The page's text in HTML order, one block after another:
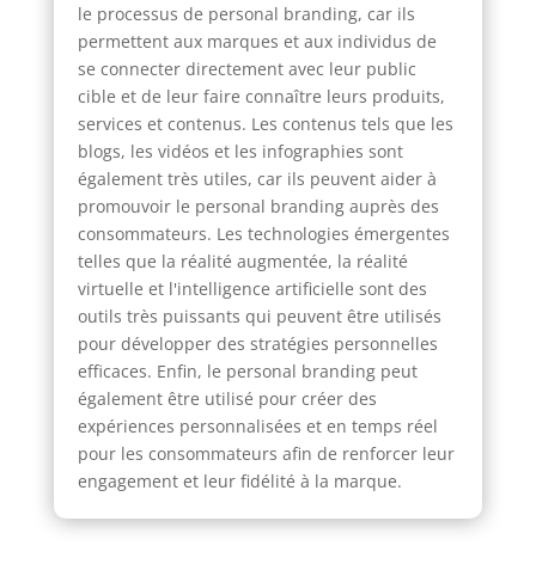
le processus de personal branding, car ils
permettent aux marques et aux individus de
se connecter directement avec leur public
cible et de leur faire connaître leurs produits,
services et contenus. Les contenus tels que les
blogs, les vidéos et les infographies sont
également très utiles, car ils peuvent aider à
promouvoir le personal branding auprès des
consommateurs. Les technologies émergentes
telles que la réalité augmentée, la réalité
virtuelle et l'intelligence artificielle sont des
outils très puissants qui peuvent être utilisés
pour développer des stratégies personnelles
efficaces. Enfin, le personal branding peut
également être utilisé pour créer des
expériences personnalisées et en temps réel
pour les consommateurs afin de renforcer leur
engagement et leur fidélité à la marque.